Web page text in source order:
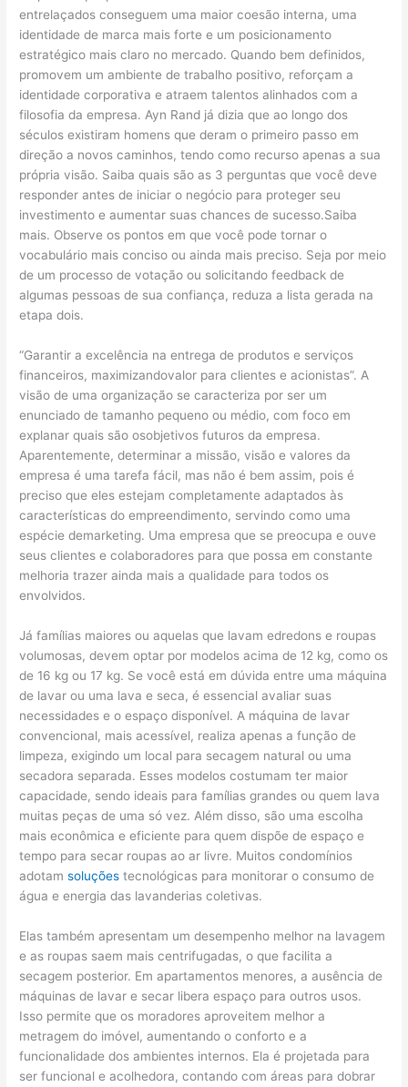
entrelaçados conseguem uma maior coesão interna, uma
identidade de marca mais forte e um posicionamento
estratégico mais claro no mercado. Quando bem definidos,
promovem um ambiente de trabalho positivo, reforçam a
identidade corporativa e atraem talentos alinhados com a
filosofia da empresa. Ayn Rand já dizia que ao longo dos
séculos existiram homens que deram o primeiro passo em
direção a novos caminhos, tendo como recurso apenas a sua
própria visão. Saiba quais são as 3 perguntas que você deve
responder antes de iniciar o negócio para proteger seu
investimento e aumentar suas chances de sucesso.Saiba
mais. Observe os pontos em que você pode tornar o
vocabulário mais conciso ou ainda mais preciso. Seja por meio
de um processo de votação ou solicitando feedback de
algumas pessoas de sua confiança, reduza a lista gerada na
etapa dois.
“Garantir a excelência na entrega de produtos e serviços
financeiros, maximizandovalor para clientes e acionistas”. A
visão de uma organização se caracteriza por ser um
enunciado de tamanho pequeno ou médio, com foco em
explanar quais são osobjetivos futuros da empresa.
Aparentemente, determinar a missão, visão e valores da
empresa é uma tarefa fácil, mas não é bem assim, pois é
preciso que eles estejam completamente adaptados às
características do empreendimento, servindo como uma
espécie demarketing. Uma empresa que se preocupa e ouve
seus clientes e colaboradores para que possa em constante
melhoria trazer ainda mais a qualidade para todos os
envolvidos.
Já famílias maiores ou aquelas que lavam edredons e roupas
volumosas, devem optar por modelos acima de 12 kg, como os
de 16 kg ou 17 kg. Se você está em dúvida entre uma máquina
de lavar ou uma lava e seca, é essencial avaliar suas
necessidades e o espaço disponível. A máquina de lavar
convencional, mais acessível, realiza apenas a função de
limpeza, exigindo um local para secagem natural ou uma
secadora separada. Esses modelos costumam ter maior
capacidade, sendo ideais para famílias grandes ou quem lava
muitas peças de uma só vez. Além disso, são uma escolha
mais econômica e eficiente para quem dispõe de espaço e
tempo para secar roupas ao ar livre. Muitos condomínios
adotamsoluções tecnológicas para monitorar o consumo de
água e energia das lavanderias coletivas.
Elas também apresentam um desempenho melhor na lavagem
e as roupas saem mais centrifugadas, o que facilita a
secagem posterior. Em apartamentos menores, a ausência de
máquinas de lavar e secar libera espaço para outros usos.
Isso permite que os moradores aproveitem melhor a
metragem do imóvel, aumentando o conforto e a
funcionalidade dos ambientes internos. Ela é projetada para
ser funcional e acolhedora, contando com áreas para dobrar